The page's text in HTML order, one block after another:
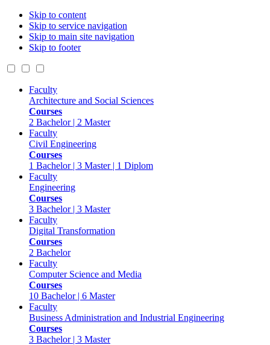
Skip to content
Skip to service navigation
Skip to main site navigation
Skip to footer
Faculty
Architecture and Social Sciences
Courses
2 Bachelor | 2 Master
Faculty
Civil Engineering
Courses
1 Bachelor | 3 Master | 1 Diplom
Faculty
Engineering
Courses
3 Bachelor | 3 Master
Faculty
Digital Transformation
Courses
2 Bachelor
Faculty
Computer Science and Media
Courses
10 Bachelor | 6 Master
Faculty
Business Administration and Industrial Engineering
Courses
3 Bachelor | 3 Master